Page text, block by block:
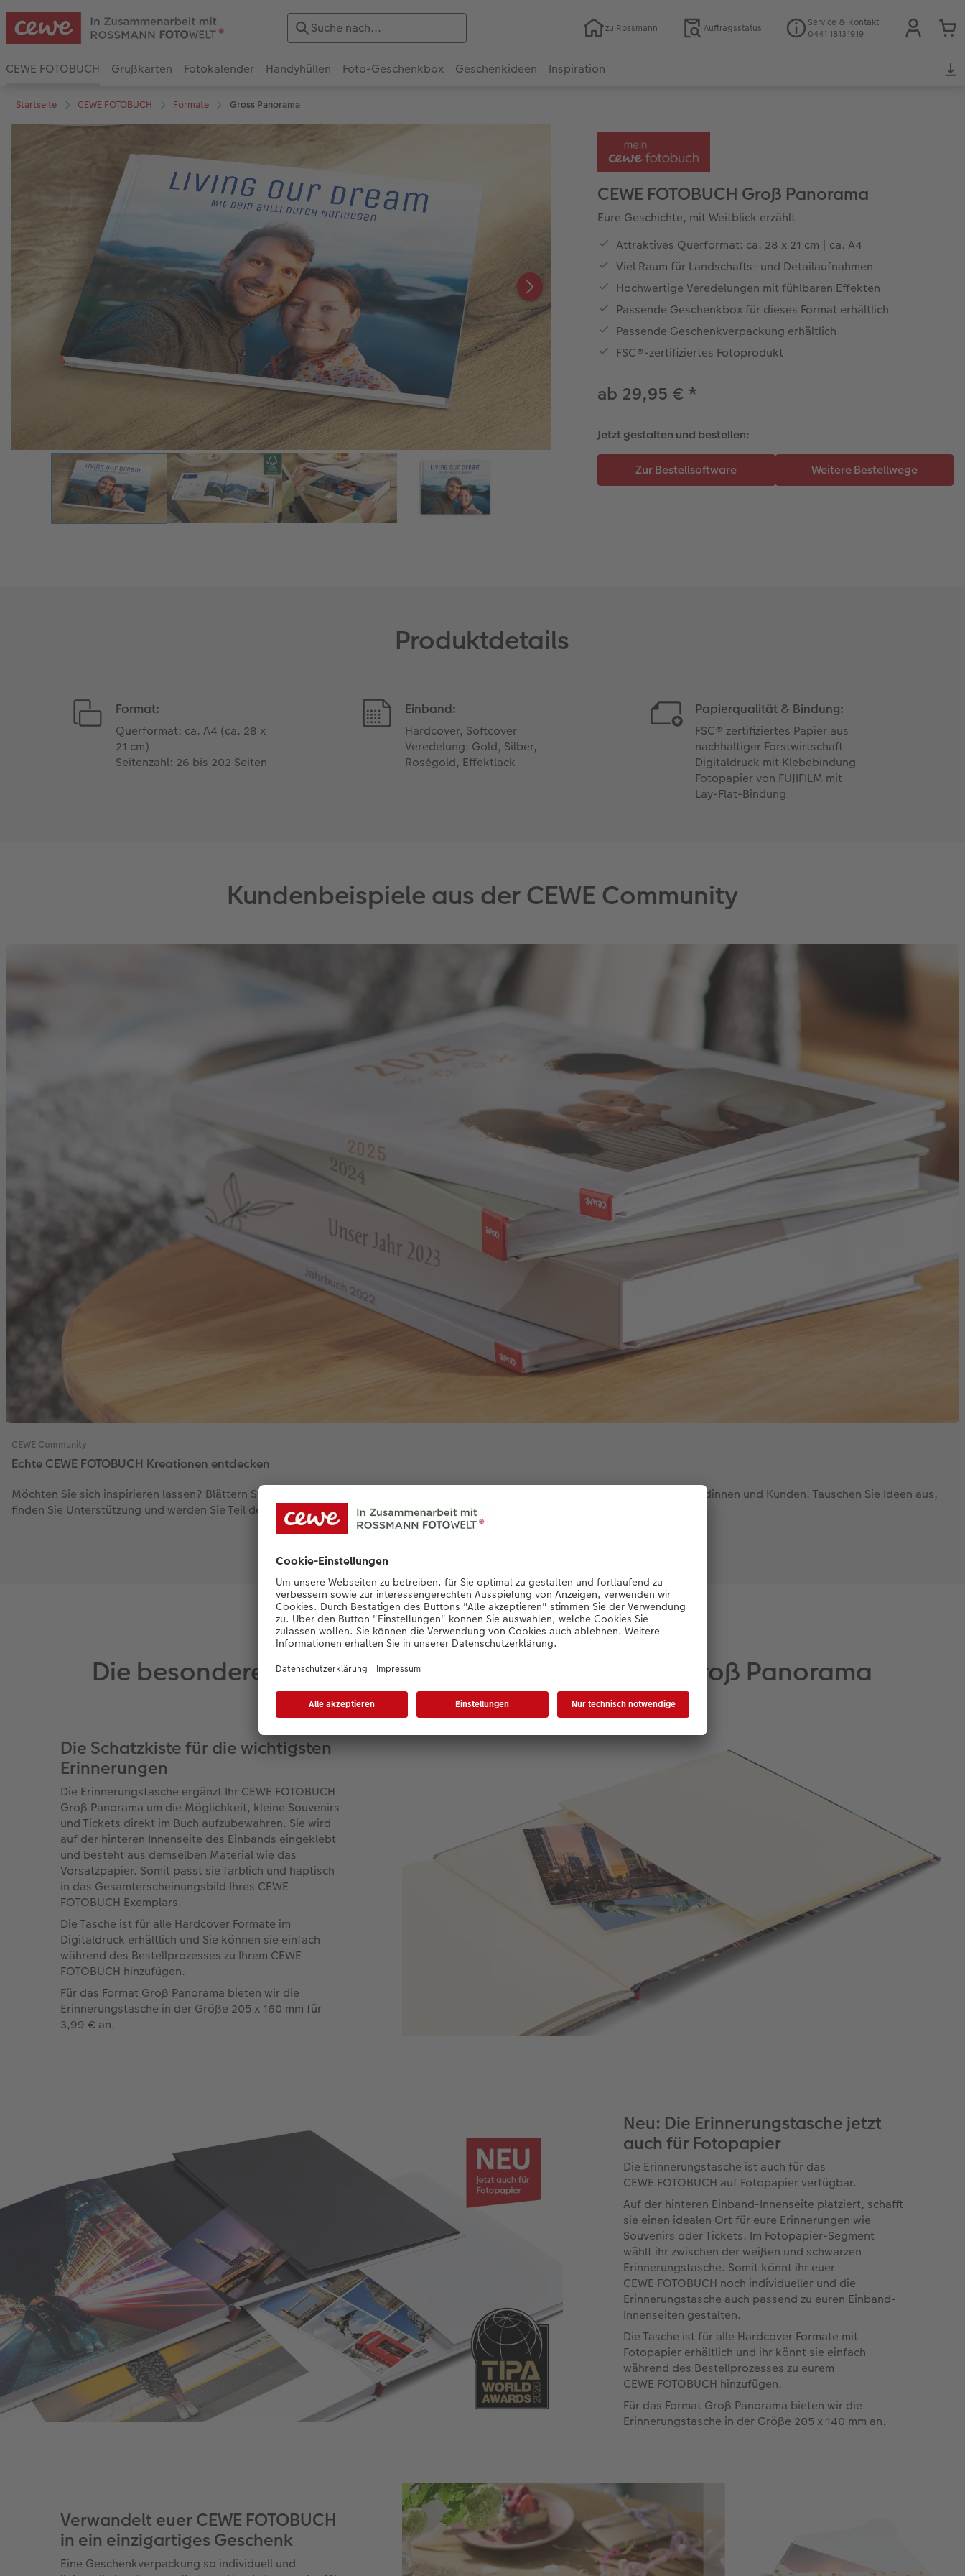
zu Rossmann Auftragsstatus
Service & Kontakt
0441 18131919
CEWE FOTOBUCH Grußkarten Fotokalender Handyhüllen Foto-Geschenkbox Geschenkideen Inspiration
Startseite CEWE FOTOBUCH Formate Gross Panorama
CEWE FOTOBUCH Groß Panorama
Eure Geschichte, mit Weitblick erzählt
Attraktives Querformat: ca. 28 x 21 cm | ca. A4
Viel Raum für Landschafts- und Detailaufnahmen
Hochwertige Veredelungen mit fühlbaren Effekten
Passende Geschenkbox für dieses Format erhältlich
Passende Geschenkverpackung erhältlich
FSC®-zertifiziertes Fotoprodukt
ab 29,95 € *
Jetzt gestalten und bestellen:
Produktdetails
Format:
Querformat: ca. A4 (ca. 28 x
21 cm)
Seitenzahl: 26 bis 202 Seiten
Einband:
Hardcover, Softcover
Veredelung: Gold, Silber,
Roségold, Effektlack
Papierqualität & Bindung:
FSC® zertifiziertes Papier aus
nachhaltiger Forstwirtschaft
Digitaldruck mit Klebebindung
Fotopapier von FUJIFILM mit
Lay-Flat-Bindung
Kundenbeispiele aus der CEWE Community
CEWE Community
Echte CEWE FOTOBUCH Kreationen entdecken
Möchten Sie sich inspirieren lassen? Blättern Sie durch kreative Gestaltungen aus mehr als 25.000 echten Fotobüchern unserer Kundinnen und Kunden. Tauschen Sie Ideen aus,
finden Sie Unterstützung und werden Sie Teil der Gemeinschaft.
Die besonderen Extras für euer CEWE FOTOBUCH Groß Panorama
Die Schatzkiste für die wichtigsten
Erinnerungen
Die Erinnerungstasche ergänzt Ihr CEWE FOTOBUCH
Groß Panorama um die Möglichkeit, kleine Souvenirs
und Tickets direkt im Buch aufzubewahren. Sie wird
auf der hinteren Innenseite des Einbands eingeklebt
und besteht aus demselben Material wie das
Vorsatzpapier. Somit passt sie farblich und haptisch
in das Gesamterscheinungsbild Ihres CEWE
FOTOBUCH Exemplars.
Die Tasche ist für alle Hardcover Formate im
Digitaldruck erhältlich und Sie können sie einfach
während des Bestellprozesses zu Ihrem CEWE
FOTOBUCH hinzufügen.
Für das Format Groß Panorama bieten wir die
Erinnerungstasche in der Größe 205 x 160 mm für
3,99 € an.
Neu: Die Erinnerungstasche jetzt
auch für Fotopapier
Die Erinnerungstasche ist auch für das
CEWE FOTOBUCH auf Fotopapier verfügbar.
Auf der hinteren Einband-Innenseite platziert, schafft
sie einen idealen Ort für eure Erinnerungen wie
Souvenirs oder Tickets. Im Fotopapier-Segment
wählt ihr zwischen der weißen und schwarzen
Erinnerungstasche. Somit könnt ihr euer
CEWE FOTOBUCH noch individueller und die
Erinnerungstasche auch passend zu euren Einband-
Innenseiten gestalten.
Die Tasche ist für alle Hardcover Formate mit
Fotopapier erhältlich und ihr könnt sie einfach
während des Bestellprozesses zu eurem
CEWE FOTOBUCH hinzufügen.
Für das Format Groß Panorama bieten wir die
Erinnerungstasche in der Größe 205 x 140 mm an.
Verwandelt euer CEWE FOTOBUCH
in ein einzigartiges Geschenk
Eine Geschenkverpackung so individuell und